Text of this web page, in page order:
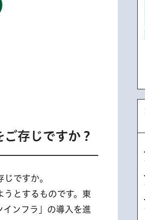
存じですか？
ですか。
うとするものです。東
インフラ」の導入を進